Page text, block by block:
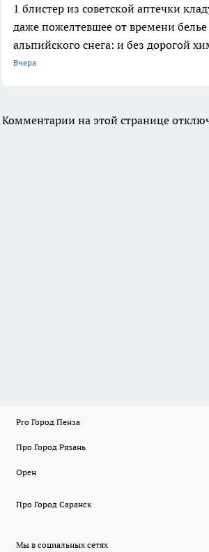
1 блистер из советской аптечки
даже пожелтевшее от времени белье
альпийского снега: и без дорогой
Вчера
Комментарии на этой странице
Pro Город Пенза
Про Город Рязань
Орен
Про Город Саранск
Мы в социальных сетях